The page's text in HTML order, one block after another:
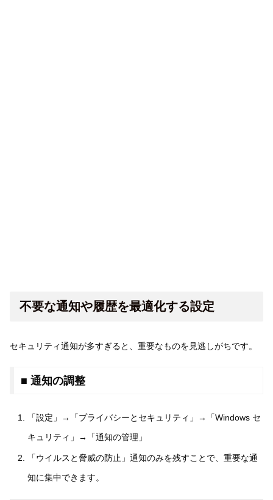
不要な通知や履歴を最適化する設定
セキュリティ通知が多すぎると、重要なものを見逃しがちです。
■ 通知の調整
「設定」→「プライバシーとセキュリティ」→「Windows セ
キュリティ」→「通知の管理」
「ウイルスと脅威の防止」通知のみを残すことで、重要な通
知に集中できます。